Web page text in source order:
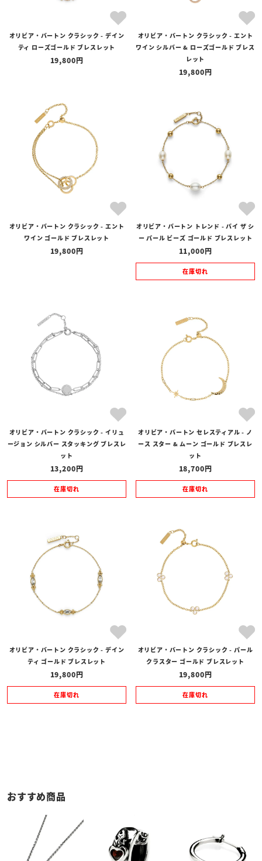
オリビア・バートン クラシック - デイン
ティ ローズゴールド ブレスレット
19,800
オリビア・バートン クラシック - エント
ワイン シルバー & ローズゴールド ブレス
レット
19,800
オリビア・バートン クラシック - エント
ワイン ゴールド ブレスレット
19,800
オリビア・バートン トレンド - バイ ザ シ
ー パール ビーズ ゴールド ブレスレット
11,000
在庫切れ
オリビア・バートン クラシック - イリュ
ージョン シルバー スタッキング ブレスレ
ット
13,200
在庫切れ
オリビア・バートン セレスティアル - ノ
ース スター & ムーン ゴールド ブレスレ
ット
18,700
在庫切れ
オリビア・バートン クラシック - デイン
ティ ゴールド ブレスレット
19,800
在庫切れ
オリビア・バートン クラシック - パール
クラスター ゴールド ブレスレット
19,800
在庫切れ
おすすめ商品